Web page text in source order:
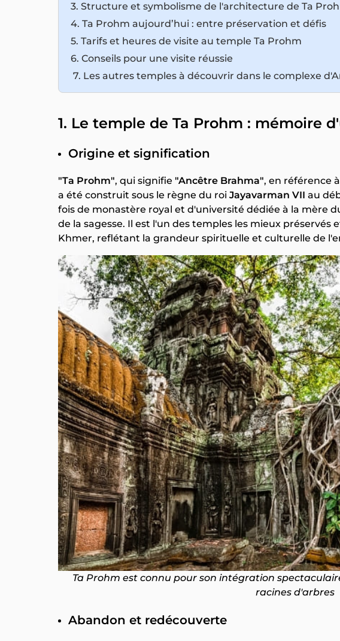
3. Structure et symbolisme de l'architecture de Ta
4. Ta Prohm aujourd’hui : entre préservation et défis
5. Tarifs et heures de visite au temple Ta Prohm
6. Conseils pour une visite réussie
7. Les autres temples à découvrir dans le complexe
1. Le temple de Ta Prohm : mémoire
Origine et signification
"Ta Prohm", qui signifie "Ancêtre Brahma", en référence
a été construit sous le règne du roi Jayavarman VII au
fois de monastère royal et d'université dédiée à la mère
de la sagesse. Il est l'un des temples les mieux
Khmer, reflétant la grandeur spirituelle et culturelle de
Ta Prohm est connu pour son intégration
racines d'arbres
Abandon et redécouverte